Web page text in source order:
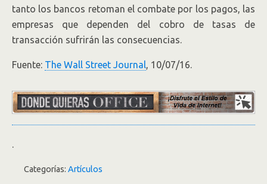
tanto los bancos retoman el combate por los pagos, las
empresas que dependen del cobro de tasas de
transacción sufrirán las consecuencias.
Fuente: The Wall Street Journal, 10/07/16.
.
Categorías: Artículos